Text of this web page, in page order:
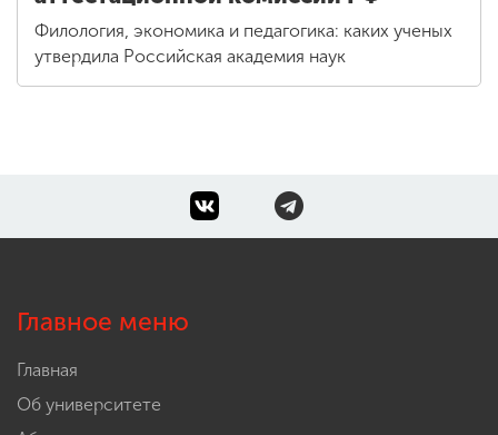
Филология, экономика и педагогика: каких ученых
утвердила Российская академия наук
Главное меню
Главная
Об университете